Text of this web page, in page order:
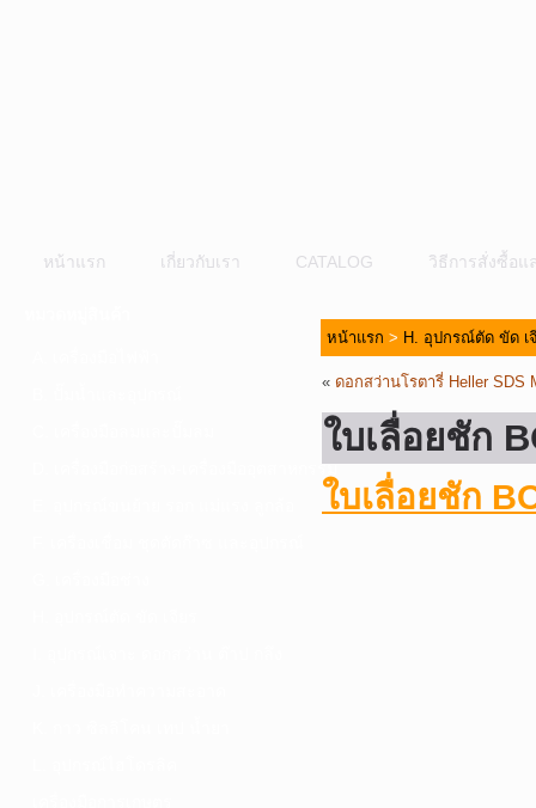
หน้าแรก เกี่ยวกับเรา CATALOG วิธีการสั่งซื้อแ
D. เครื่องมือก่อสร้าง-เครื่องมืออุตสาหกรรม
หน้าแรก > H. อุปกรณ์ตัด ขัด เ
« ดอกสว่านโรตารี่ Heller SDS
ใบเลื่อยชัก
ใบเลื่อยชัก